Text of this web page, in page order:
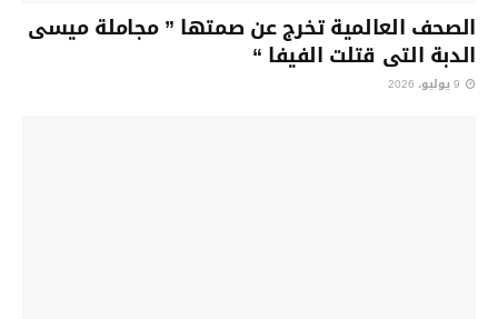
الصحف العالمية تخرج عن صمتها ” مجاملة ميسى
الدبة التى قتلت الفيفا “